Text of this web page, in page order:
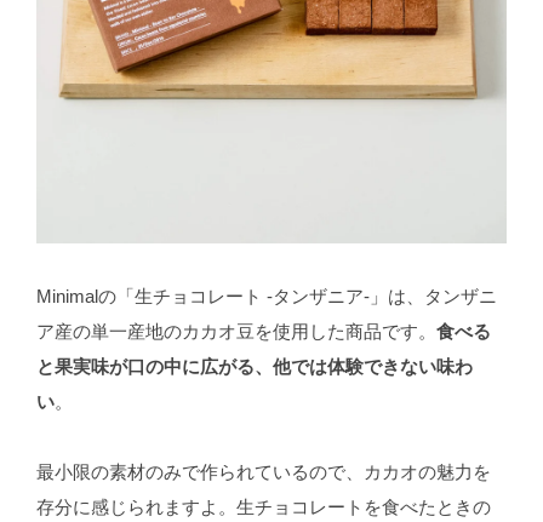
Minimalの「生チョコレート -タンザニア-」は、タンザニ
ア産の単一産地のカカオ豆を使用した商品です。 食べる
と果実味が口の中に広がる、他では体験できない味わ
い。
最小限の素材のみで作られているので、カカオの魅力を
存分に感じられますよ。生チョコレートを食べたときの